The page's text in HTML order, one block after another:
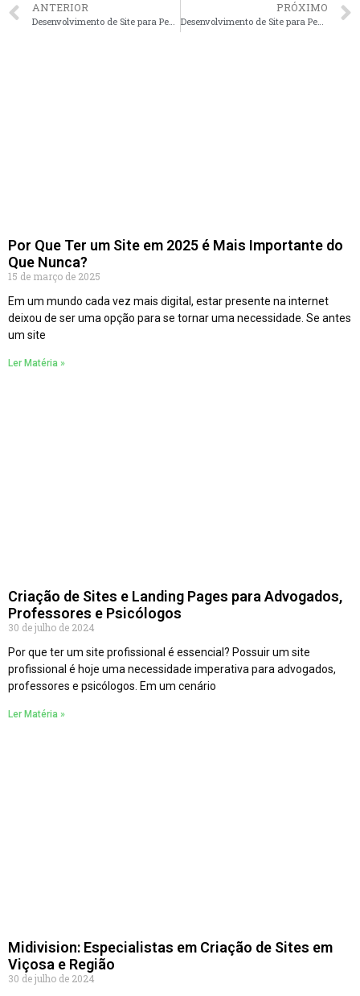
ANTERIOR
Desenvolvimento de Site para Pedreiro em Blumenau – SC faça seu orçamento
PRÓXIMO
Desenvolvimento de Site para Pedreiro em Aracaju – SE faça seu orçamento
Por Que Ter um Site em 2025 é Mais Importante do
Que Nunca?
15 de março de 2025
Em um mundo cada vez mais digital, estar presente na internet
deixou de ser uma opção para se tornar uma necessidade. Se antes
um site
Ler Matéria »
Criação de Sites e Landing Pages para Advogados,
Professores e Psicólogos
30 de julho de 2024
Por que ter um site profissional é essencial? Possuir um site
profissional é hoje uma necessidade imperativa para advogados,
professores e psicólogos. Em um cenário
Ler Matéria »
Midivision: Especialistas em Criação de Sites em
Viçosa e Região
30 de julho de 2024